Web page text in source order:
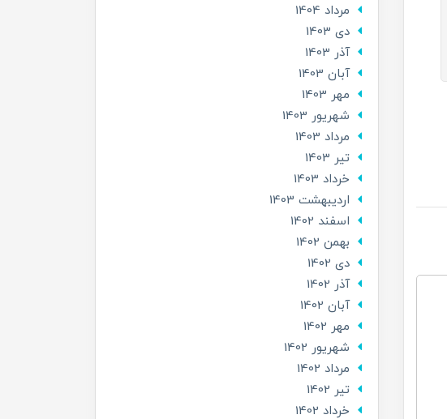
مرداد 1404
دی 1403
آذر 1403
آبان 1403
مهر 1403
شهریور 1403
مرداد 1403
تير 1403
خرداد 1403
ارديبهشت 1403
اسفند 1402
بهمن 1402
دی 1402
آذر 1402
آبان 1402
مهر 1402
شهریور 1402
مرداد 1402
تير 1402
خرداد 1402